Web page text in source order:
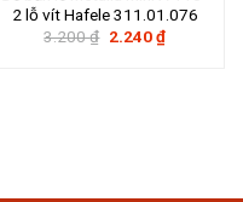
2 lỗ vít Hafele 311.01.076
3.200₫ Giá
2.240₫Giá
hiện